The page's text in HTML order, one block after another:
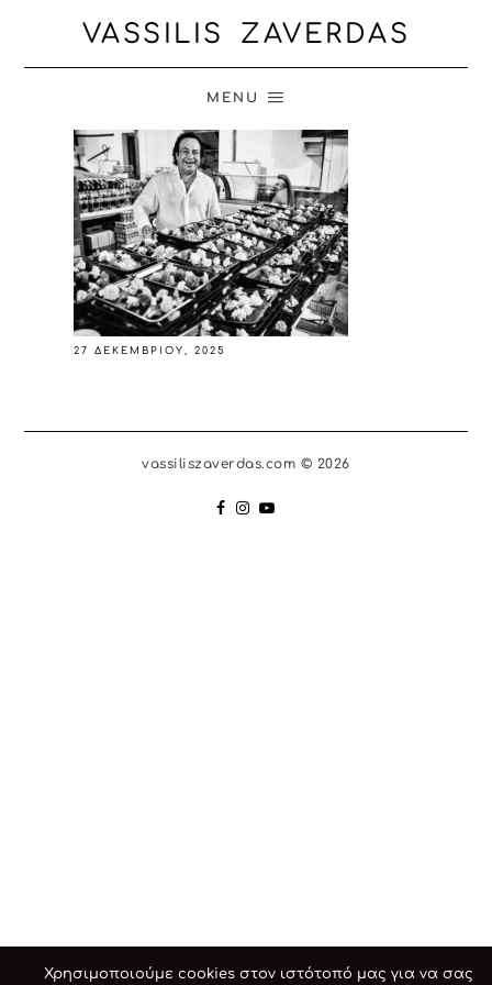
VASSILIS ZAVERDAS
MENU
27 ΔΕΚΕΜΒΡΊΟΥ, 2025
vassiliszaverdas.com © 2026
Χρησιμοποιούμε cookies στον ιστότοπό μας για να σας